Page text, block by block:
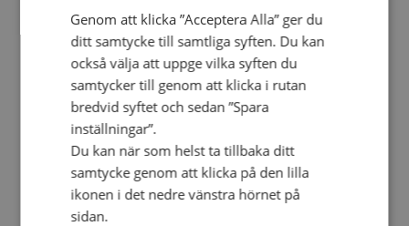
Våra arbeten
Här finns vi
Nationellt
Nationella avdelningen
Nationella arbetsområden
Våra pionjära satsningar
Engagera dig nationellt
Internationellt
Genom att klicka ”Acceptera Alla” ger du
ditt samtycke till samtliga syften. Du kan
också välja att uppge vilka syften du
samtycker till genom att klicka i rutan
bredvid syftet och sedan ”Spara
inställningar”.
Du kan när som helst ta tillbaka ditt
samtycke genom att klicka på den lilla
ikonen i det nedre vänstra hörnet på
sidan.